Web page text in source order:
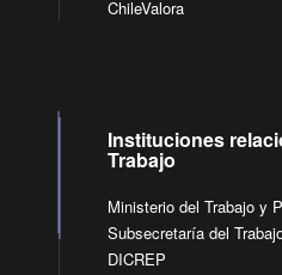
ChileValora
Instituciones
Trabajo
Ministerio del Trabajo y
Subsecretaría del
DICREP